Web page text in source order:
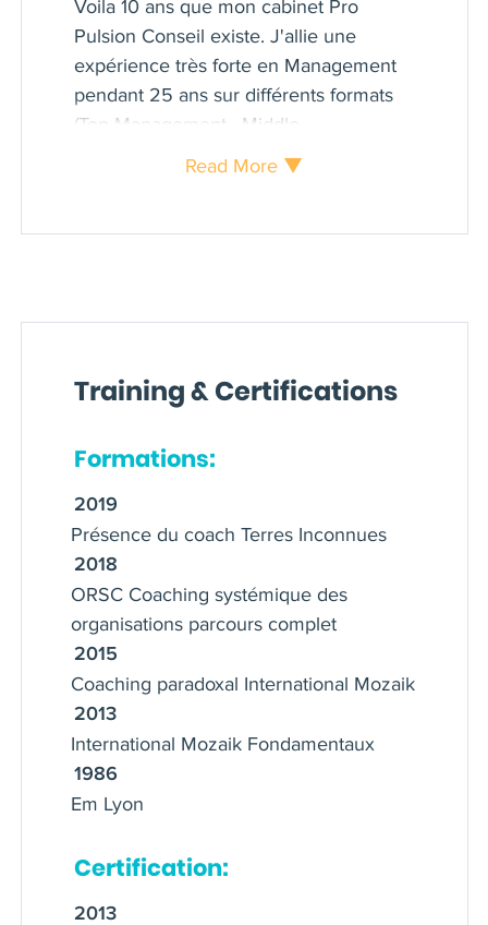
Voila 10 ans que mon cabinet Pro
Pulsion Conseil existe. J'allie une
expérience très forte en Management
pendant 25 ans sur différents formats
(Top Management , Middle
Management) dans des contextes
domaines
- Coach professionnel certifié ICF
réussites
Cette pluralité d'activités tournées vers
vraie expertise RH Validée par
l'ensemble de mes clients (voir mon site
internet)
Pour plus d'informations je vous
engage à écouter les vidéos de ma
chaine YouTube créée en Décembre
2021. Abonnez vous des videos sont
mises en lignes régulièrement.
Basé à coté de Disneyland Paris,
membre du CEVE je peux intervenir
meme intervenu sur des missions à
Read More ▼
Training & Certifications
Formations:
2019
Présence du coach Terres Inconnues
2018
ORSC Coaching systémique des
organisations parcours complet
2015
Coaching paradoxal International Mozaik
2013
International Mozaik Fondamentaux
1986
Em Lyon
Certification:
2013